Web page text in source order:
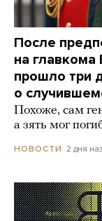
После
на
прошло три
о
Похоже, сам
а зять мог
НОВОСТИ 2 дня